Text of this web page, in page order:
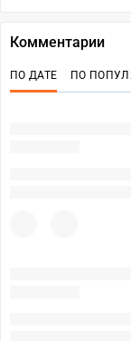
Комментарии
ПО ДАТЕ ПО